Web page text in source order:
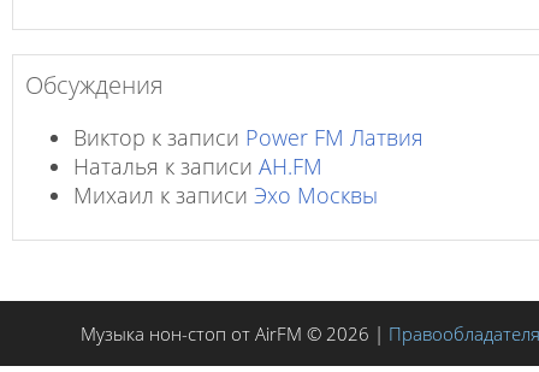
Обсуждения
Виктор к записи Power FM Латвия
Наталья к записи AH.FM
Михаил к записи Эхо Москвы
Музыка нон-стоп от AirFM © 2026 |